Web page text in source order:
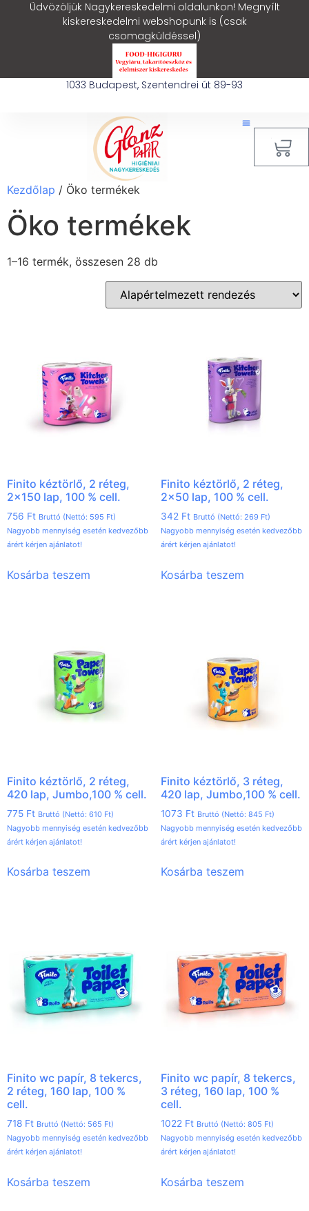
Üdvözöljük Nagykereskedelmi oldalunkon! Megnyílt
kiskereskedelmi webshopunk is (csak
csomagküldéssel)
1033 Budapest, Szentendrei út 89-93
Kezdőlap / Öko termékek
Öko termékek
1–16 termék, összesen 28 db
Finito kéztörlő, 2 réteg,
2×150 lap, 100 % cell.
756 Ft Bruttó (Nettó: 595 Ft)
Nagyobb mennyiség esetén kedvezőbb
árért kérjen ajánlatot!
Kosárba teszem
Finito kéztörlő, 2 réteg,
2×50 lap, 100 % cell.
342 Ft Bruttó (Nettó: 269 Ft)
Nagyobb mennyiség esetén kedvezőbb
árért kérjen ajánlatot!
Kosárba teszem
Finito kéztörlő, 2 réteg,
420 lap, Jumbo,100 % cell.
775 Ft Bruttó (Nettó: 610 Ft)
Nagyobb mennyiség esetén kedvezőbb
árért kérjen ajánlatot!
Kosárba teszem
Finito kéztörlő, 3 réteg,
420 lap, Jumbo,100 % cell.
1073 Ft Bruttó (Nettó: 845 Ft)
Nagyobb mennyiség esetén kedvezőbb
árért kérjen ajánlatot!
Kosárba teszem
Finito wc papír, 8 tekercs,
2 réteg, 160 lap, 100 %
cell.
718 Ft Bruttó (Nettó: 565 Ft)
Nagyobb mennyiség esetén kedvezőbb
árért kérjen ajánlatot!
Kosárba teszem
Finito wc papír, 8 tekercs,
3 réteg, 160 lap, 100 %
cell.
1022 Ft Bruttó (Nettó: 805 Ft)
Nagyobb mennyiség esetén kedvezőbb
árért kérjen ajánlatot!
Kosárba teszem